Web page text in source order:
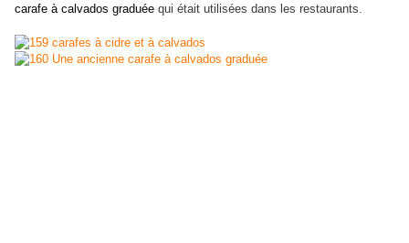
carafe à calvados graduée qui était utilisées dans les restaurants.